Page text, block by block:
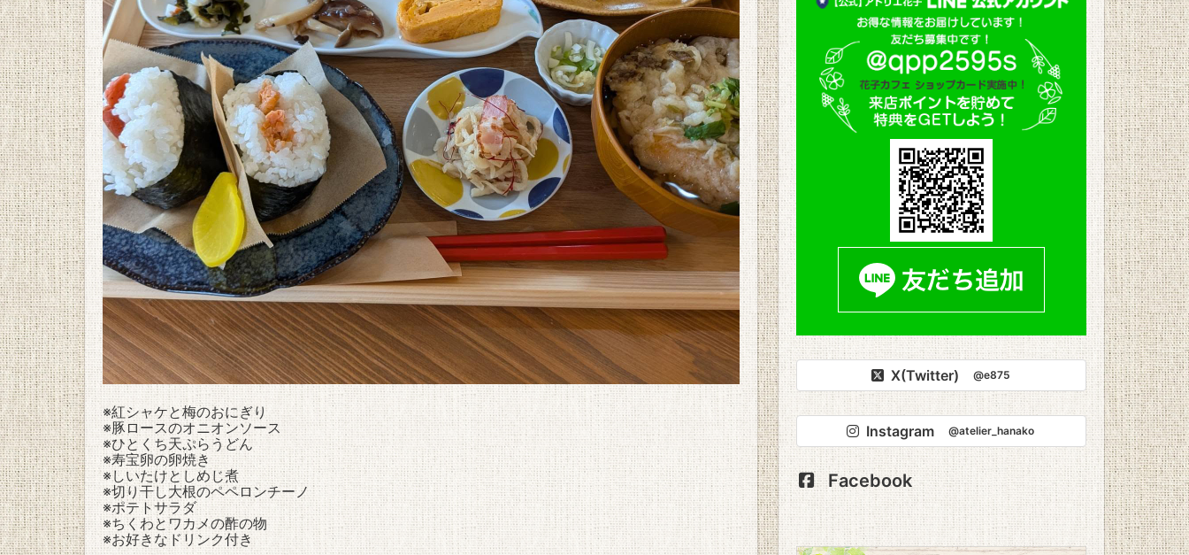
※紅シャケと梅のおにぎり
※豚ロースのオニオンソース
※ひとくち天ぷらうどん
※寿宝卵の卵焼き
※しいたけとしめじ煮
※切り干し大根のペペロンチーノ
※ポテトサラダ
※ちくわとワカメの酢の物
※お好きなドリンク付き
X(Twitter) @e875
Instagram @atelier_hanako
Facebook